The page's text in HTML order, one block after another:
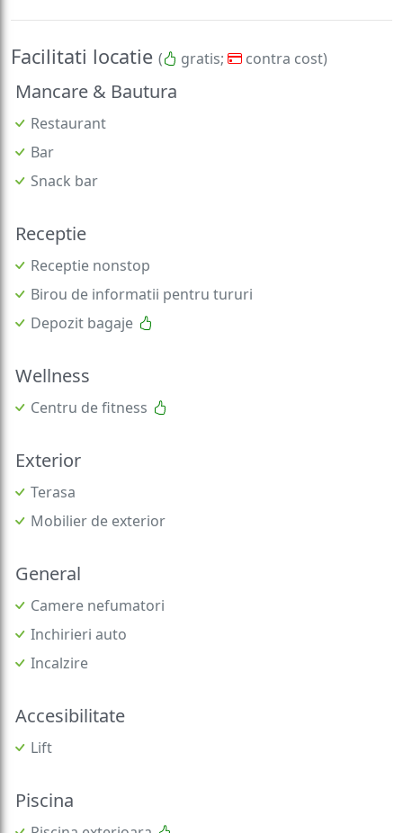
Facilitati locatie ( gratis; contra cost)
Mancare & Bautura
Restaurant
Bar
Snack bar
Receptie
Receptie nonstop
Birou de informatii pentru tururi
Depozit bagaje
Wellness
Centru de fitness
Exterior
Terasa
Mobilier de exterior
General
Camere nefumatori
Inchirieri auto
Incalzire
Accesibilitate
Lift
Piscina